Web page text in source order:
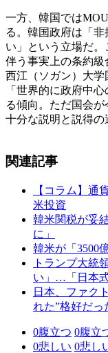
一方、韓国では
る。韓国政府は「
い」という立場だ
伴う事実上の条約級
西江（ソガン）大
「世界的に政府中
る傾向。ただ国会
十分な説明と説得の
関連記事
【コラム】通
米投資
韓米関税が妥
に」
韓米が「3500
トランプ大統
い」…「日本
日本、ファク
れた”格好だ
0腹立つ 0腹立
0悲しい 0悲し